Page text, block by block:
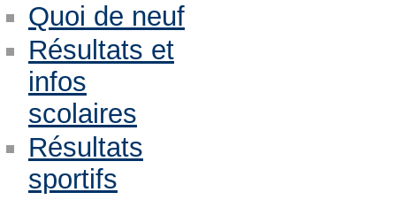
Quoi de neuf
Résultats et
infos
scolaires
Résultats
sportifs